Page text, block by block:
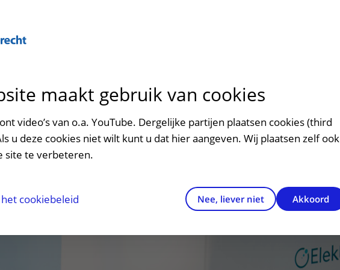
patiëntportaal
het ziekenhuis
en voorzieningen
Contact en route
Contactgegevens
Verwijzers
Teleconsult aanvragen
Zorgverlenersportaal
maakt gebruik van cookies
video’s van o.a. YouTube. Dergelijke partijen plaatsen cookies (third
u deze cookies niet wilt kunt u dat hier aangeven. Wij plaatsen zelf ook
site te verbeteren.
cookiebeleid Nee, liever niet Akkoord